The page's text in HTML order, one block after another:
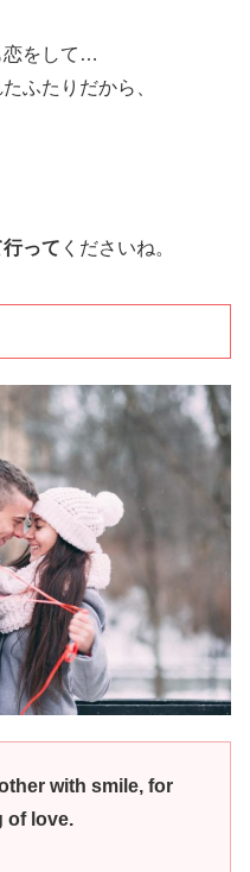
恋をして…
ふたりだから、
って くださいね。
with smile, for
of love.